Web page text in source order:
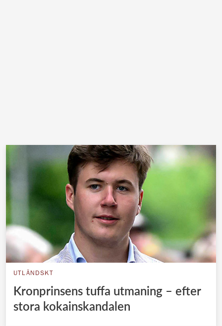
UTLÄNDSKT
Kronprinsens tuffa utmaning – efter
stora kokainskandalen